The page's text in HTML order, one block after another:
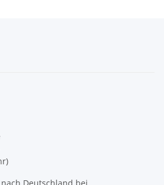
Deutschland bei